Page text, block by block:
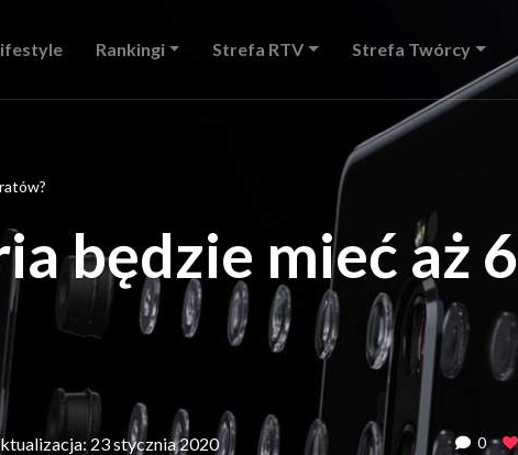
Rankingi Strefa RTV Strefa Twórcy
będzie mieć aż 6
23 stycznia 2020 0